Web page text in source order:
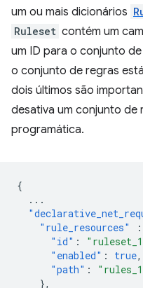
um ou mais dicionários
Ruleset contém um
um ID para o conjunto
o conjunto de regras
dois últimos são
desativa um conjunto de
programática.
{
...
"rule_resources"
:
"id" :
"enabled" : true,
"path" :
},